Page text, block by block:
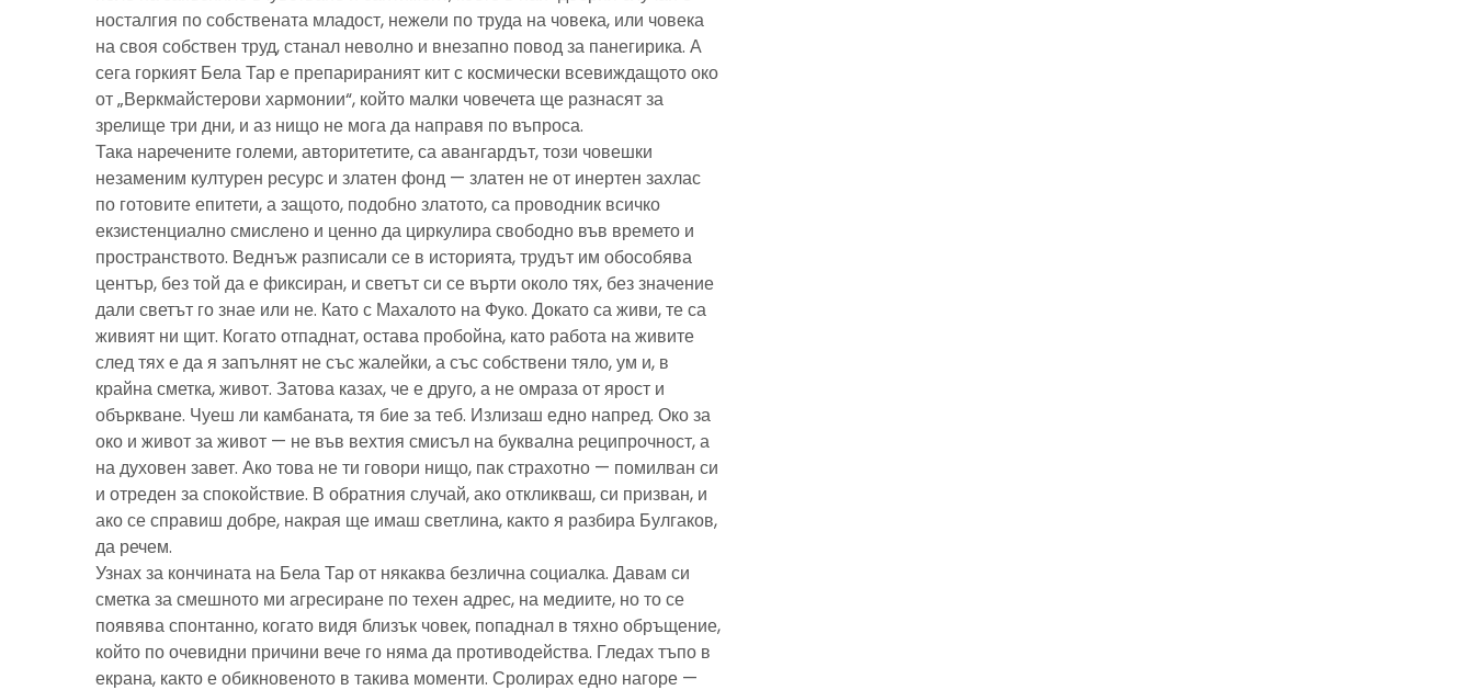
носталгия по собствената младост, нежели по труда на човека, или човека
на своя собствен труд, станал неволно и внезапно повод за панегирика. А
сега горкият Бела Тар е препарираният кит с космически всевиждащото око
от „Веркмайстерови хармонии“, който малки човечета ще разнасят за
зрелище три дни, и аз нищо не мога да направя по въпроса.
Така наречените големи, авторитетите, са авангардът, този човешки
незаменим културен ресурс и златен фонд — златен не от инертен захлас
по готовите епитети, а защото, подобно златото, са проводник всичко
екзистенциално смислено и ценно да циркулира свободно във времето и
пространството. Веднъж разписали се в историята, трудът им обособява
център, без той да е фиксиран, и светът си се върти около тях, без значение
дали светът го знае или не. Като с Махалото на Фуко. Докато са живи, те са
живият ни щит. Когато отпаднат, остава пробойна, като работа на живите
след тях е да я запълнят не със жалейки, а със собствени тяло, ум и, в
крайна сметка, живот. Затова казах, че е друго, а не омраза от ярост и
объркване. Чуеш ли камбаната, тя бие за теб. Излизаш едно напред. Око за
око и живот за живот — не във вехтия смисъл на буквална реципрочност, а
на духовен завет. Ако това не ти говори нищо, пак страхотно — помилван си
и отреден за спокойствие. В обратния случай, ако откликваш, си призван, и
ако се справиш добре, накрая ще имаш светлина, както я разбира Булгаков,
да речем.
Узнах за кончината на Бела Тар от някаква безлична социалка. Давам си
сметка за смешното ми агресиране по техен адрес, на медиите, но то се
появява спонтанно, когато видя близък човек, попаднал в тяхно обръщение,
който по очевидни причини вече го няма да противодейства. Гледах тъпо в
екрана, както е обикновеното в такива моменти. Сролирах едно нагоре —